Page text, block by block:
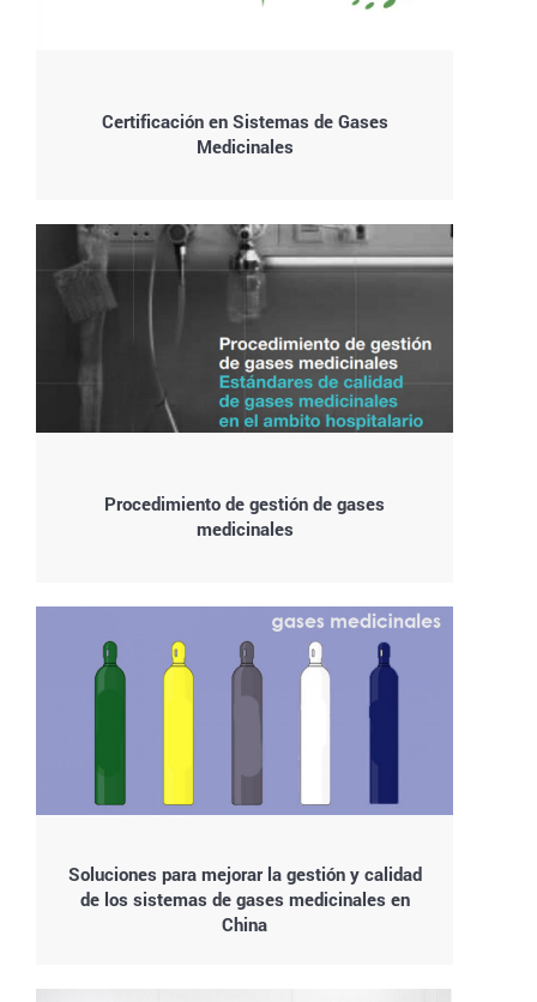
Certificación en Sistemas de Gases
Medicinales
Procedimiento de gestión de gases
medicinales
Soluciones para mejorar la gestión y calidad
de los sistemas de gases medicinales en
China